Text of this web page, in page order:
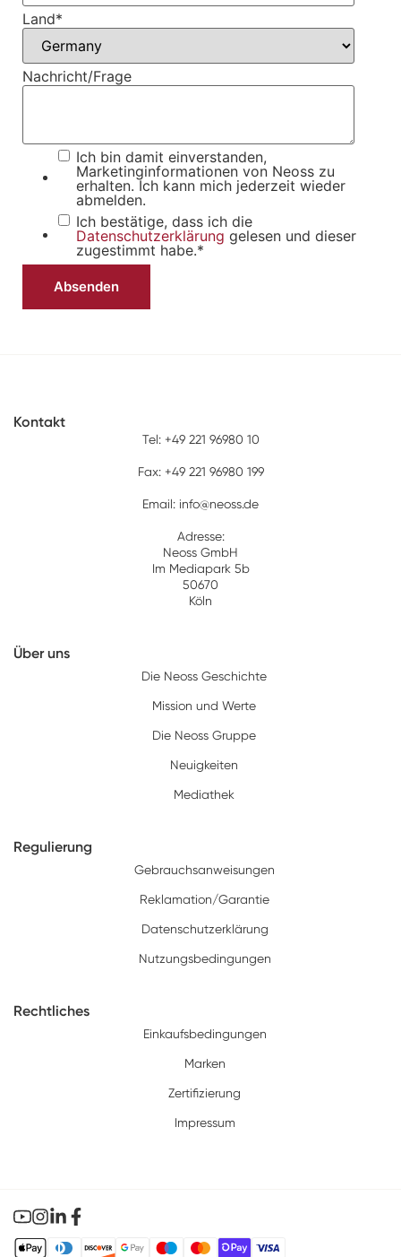
Land*
Nachricht/Frage
Ich bin damit einverstanden,
Marketinginformationen von Neoss zu
erhalten. Ich kann mich jederzeit wieder
abmelden.
Ich bestätige, dass ich die
Datenschutzerklärung gelesen und dieser
zugestimmt habe.*
Kontakt
Tel: +49 221 96980 10
Fax: +49 221 96980 199
Email: info@neoss.de
Adresse:
Neoss GmbH
Im Mediapark 5b
50670
Köln
Über uns
Die Neoss Geschichte
Mission und Werte
Die Neoss Gruppe
Neuigkeiten
Mediathek
Regulierung
Gebrauchsanweisungen
Reklamation/Garantie
Datenschutzerklärung
Nutzungsbedingungen
Rechtliches
Einkaufsbedingungen
Marken
Zertifizierung
Impressum